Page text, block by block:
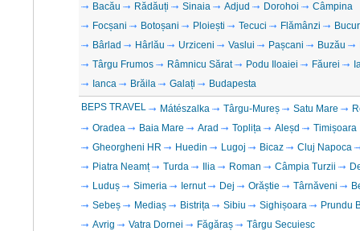
Bacău
Rădăuți Sinaia Adjud Dorohoi
Câmpina
Focșani
Botoșani Ploiești Tecuci Flămânzi
Bârlad
Hârlău Urziceni Vaslui Pașcani Buzău
Târgu Frumos
Râmnicu Sărat Podu Iloaiei Făurei
Ianca
Brăila Galați Budapesta
BEPS TRAVEL Mátészalka Târgu-Mureș Satu Mare
Oradea
Baia Mare Arad Toplița Aleșd
Timișoara
Gheorgheni HR
Huedin Lugoj Bicaz
Cluj Napoca
Piatra Neamț
Turda Ilia Roman Câmpia Turzii
Luduș
Simeria Iernut Dej Orăștie Târnăveni
Sebeș
Mediaș Bistrița Sibiu Sighișoara
Prundu
Avrig
Vatra Dornei Făgăraș
Târgu Secuiesc